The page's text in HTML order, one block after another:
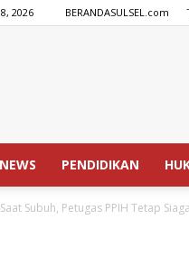
2026 BERANDASULSEL.com
NEWS PENDIDIKAN
Subuh, Petugas PPIH Tetap